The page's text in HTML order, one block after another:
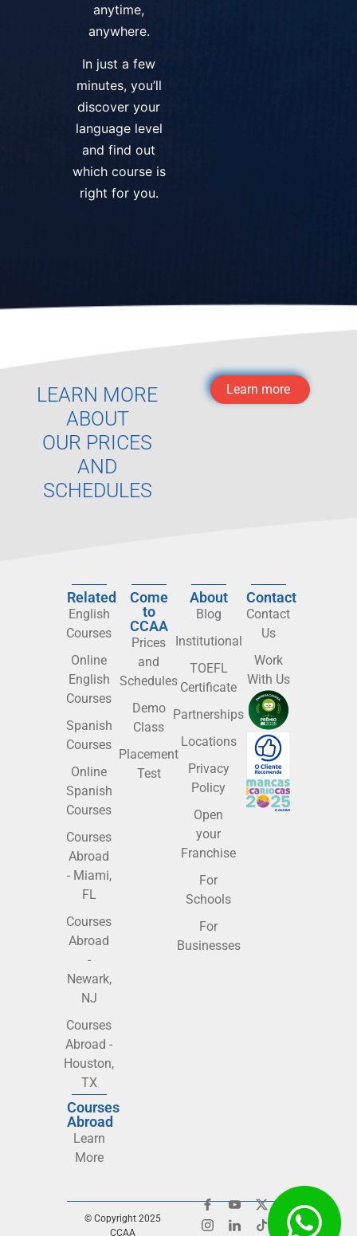
anytime,
anywhere.
In just a few
minutes, you’ll
discover your
language level
and find out
which course is
right for you.
LEARN MORE
ABOUT
OUR PRICES
AND
SCHEDULES
Learn more
Related
English
Courses
Online
English
Courses
Spanish
Courses
Online
Spanish
Courses
Courses
Abroad
- Miami,
FL
Courses
Abroad
-
Newark,
NJ
Courses
Abroad -
Houston,
TX
Courses
Abroad
Learn
More
Come
to
CCAA
Prices
and
Schedules
Demo
Class
Placement
Test
About
Blog
Institutional
TOEFL
Certificate
Partnerships
Locations
Privacy
Policy
Open
your
Franchise
For
Schools
For
Businesses
Contact
Contact
Us
Work
With Us
© Copyright 2025
CCAA